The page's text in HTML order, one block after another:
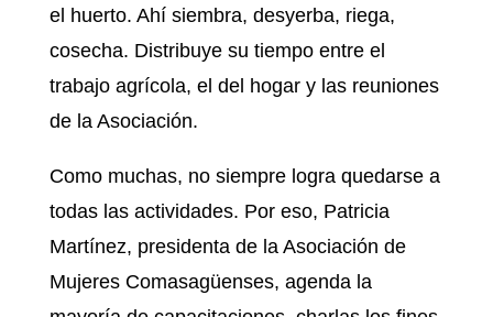
el huerto. Ahí siembra, desyerba, riega,
cosecha. Distribuye su tiempo entre el
trabajo agrícola, el del hogar y las reuniones
de la Asociación.
Como muchas, no siempre logra quedarse a
todas las actividades. Por eso, Patricia
Martínez, presidenta de la Asociación de
Mujeres Comasagüenses, agenda la